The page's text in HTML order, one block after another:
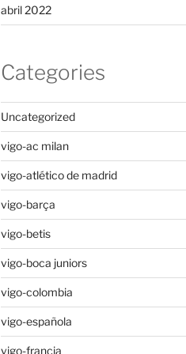
abril 2022
Categories
Uncategorized
vigo-ac milan
vigo-atlético de madrid
vigo-barça
vigo-betis
vigo-boca juniors
vigo-colombia
vigo-española
vigo-francia